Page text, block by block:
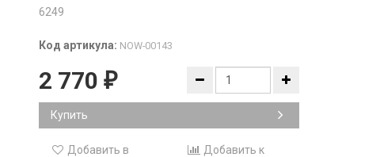
6249
Код артикула: NOW-00143
2 770 ₽
Купить
Добавить в
Добавить к